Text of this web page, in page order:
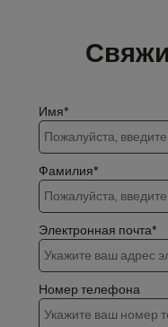
Имя*
Фамилия*
Электронная почта*
Номер телефона